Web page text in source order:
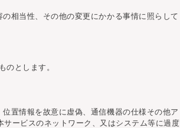
相当性、その他の変更にかかる事情に照らして
のとします。
置情報を故意に虚偽、通信機器の仕様その他ア
ービスのネットワーク、又はシステム等に過度